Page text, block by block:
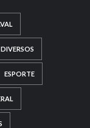
DIVERSOS
ESPORTE